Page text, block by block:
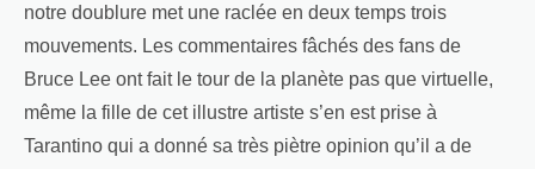
notre doublure met une raclée en deux temps trois
mouvements. Les commentaires fâchés des fans de
Bruce Lee ont fait le tour de la planète pas que virtuelle,
même la fille de cet illustre artiste s’en est prise à
Tarantino qui a donné sa très piètre opinion qu’il a de